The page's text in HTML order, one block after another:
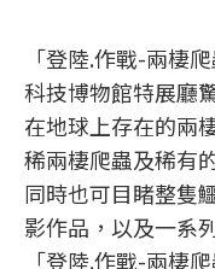
「登陸.作戰-兩棲
科技博物館特展廳
在地球上存在的兩
稀兩棲爬蟲及稀有
同時也可目睹整隻
影作品，以及一系
「登陸.作戰-兩棲